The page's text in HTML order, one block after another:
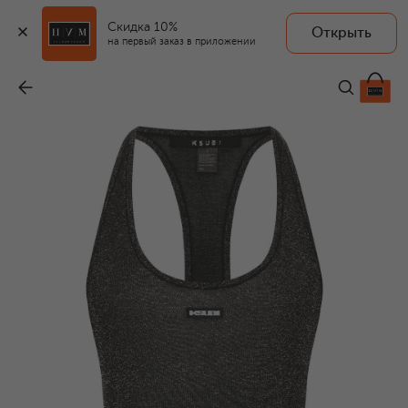
Скидка 10%
на первый заказ в приложении
Открыть
17 000 ₽